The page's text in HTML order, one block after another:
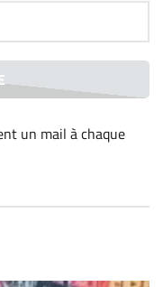
un mail à chaque